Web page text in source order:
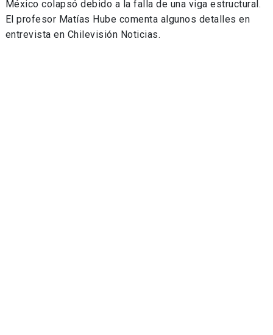
México colapsó debido a la falla de una viga estructural.
El profesor Matías Hube comenta algunos detalles en
entrevista en Chilevisión Noticias.